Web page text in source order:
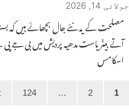
جولائی 14, 2026
مصلحت کے یہ نئے جال بچھائے ہیں کہ
آتے ہیںریاست مدھیہ پردیش میں بی جے
اسکامس
Page1
Page
2
…
Page
124